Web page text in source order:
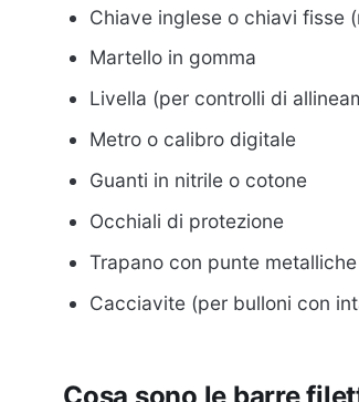
Chiave inglese o chiavi fisse
Martello in gomma
Livella (per controlli di
Metro o calibro digitale
Guanti in nitrile o cotone
Occhiali di protezione
Trapano con punte
Cacciavite (per bulloni con